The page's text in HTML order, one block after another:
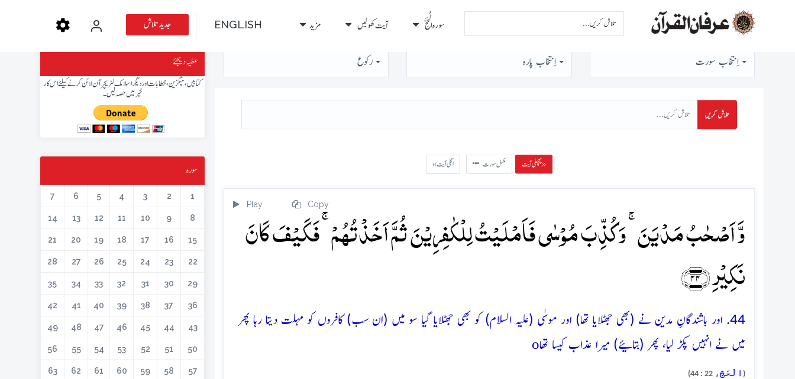
سورہ الْحَجّ آیت کھولیں مزید ENGLISH جدید تلاش
اِنتخاب سورت اِنتخاب پارہ رُكوع
تلاش کریں
پچھلی آیت » مکمل سورت « اگلی آیت
Play Copy
وَّ اَصۡحٰبُ مَدۡیَنَ ۚ وَ کُذِّبَ مُوۡسٰی فَاَمۡلَیۡتُ لِلۡکٰفِرِیۡنَ ثُمَّ اَخَذۡتُہُمۡ ۚ فَکَیۡفَ کَانَ
نَکِیۡرِ ﴿۴۴﴾
44. اور باشندگانِ مدین نے (بھی جھٹلایا تھا) اور موسٰی (علیہ السلام) کو بھی جھٹلایا گیا سو میں (ان سب) کافروں کو مہلت دیتا رہا پھر
میں نے انہیں پکڑ لیا، پھر (بتائیے) میرا عذاب کیسا تھاo
( الْحَجّ ، 22 : 44)
عطیہ دیجئے
کتابیں، میگزین، خطابات اور دیگر اسلامک لٹریچر آن لائن کرنے کیلئے اس کار
خیر میں حصہ لیں۔
سورہ
1
2
3
4
5
6
7
8
9
10
11
12
13
14
15
16
17
18
19
20
21
22
23
24
25
26
27
28
29
30
31
32
33
34
35
36
37
38
39
40
41
42
43
44
45
46
47
48
49
50
51
52
53
54
55
56
57
58
59
60
61
62
63